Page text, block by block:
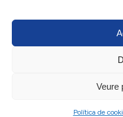
Veure
Política de